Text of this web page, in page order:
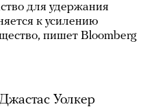
для удержания
к усилению
пишет Bloomberg
Уолкер